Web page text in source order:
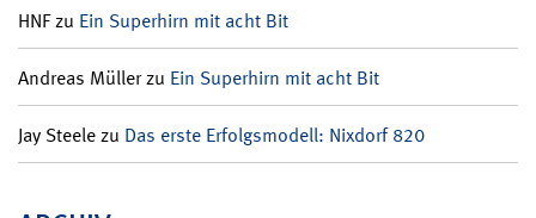
HNFzu Ein Superhirn mit acht Bit
Andreas Müllerzu Ein Superhirn mit acht Bit
Jay Steelezu Das erste Erfolgsmodell: Nixdorf 820